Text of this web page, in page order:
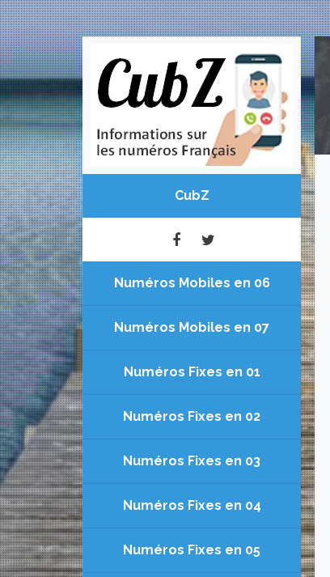
CubZ
Numéros Mobiles en 06
Numéros Mobiles en 07
Numéros Fixes en 01
Numéros Fixes en 02
Numéros Fixes en 03
Numéros Fixes en 04
Numéros Fixes en 05